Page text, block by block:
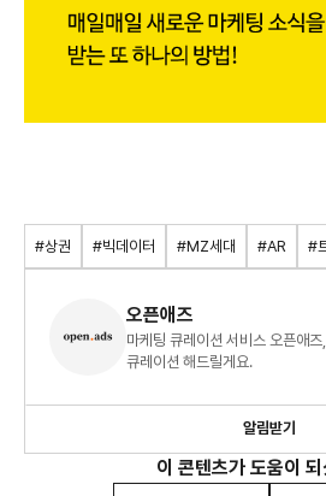
#상권 #빅데이터 #MZ세대 #AR #
오픈애즈
마케팅 큐레이션 서비스 오픈애
큐레이션 해드릴게요.
알림받기
이 콘텐츠가 도움이